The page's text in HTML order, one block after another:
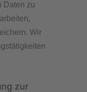
Daten zu
Wir
zur